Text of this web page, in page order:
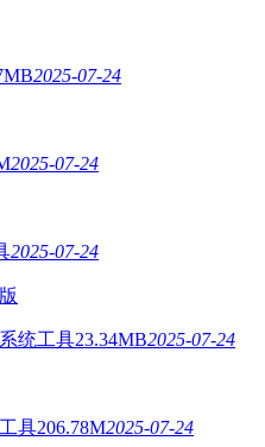
2025-07-24
2025-07-24
2025-07-24
系统工具23.34MB2025-07-24
具206.78M2025-07-24